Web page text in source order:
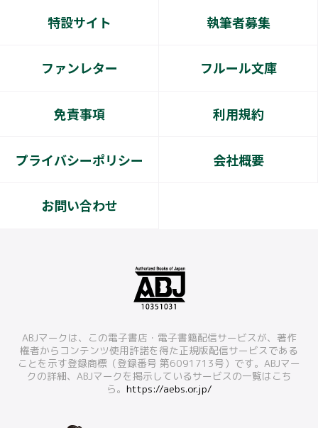
特設サイト 執筆者募集
ファンレター フルール文庫
免責事項 利用規約
プライバシーポリシー 会社概要
お問い合わせ
ABJマークは、この電子書店・電子書籍配信サービスが、著作
権者からコンテンツ使用許諾を得た正規版配信サービスである
ことを示す登録商標（登録番号 第6091713号）です。ABJマー
クの詳細、ABJマークを掲示しているサービスの一覧はこち
ら。 https://aebs.or.jp/